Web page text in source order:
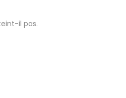
il pas.